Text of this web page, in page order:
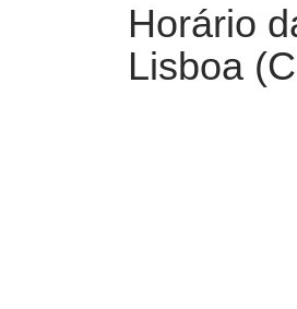
Horário
Lisboa